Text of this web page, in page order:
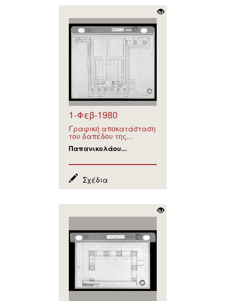
1-Φεβ-1980
Γραφική αποκατάσταση
του δαπέδου της...
Παπανικολάου...
Σχέδια